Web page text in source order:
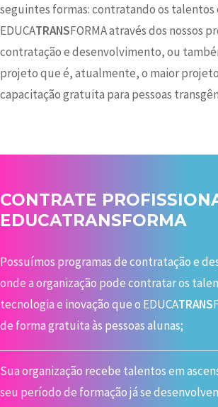
seguintes formas: contratando os talentos
EDUCATRANSFORMA através dos nossos
contratação e desenvolvimento, ou
projeto que é, atualmente, o maior
capacitação gratuita para pessoas
CONTRATE
EDUCATRANSFORMA
Possuímos programas de contratação e
onde a organização pode contratar os
tecnologia e inovação que o EDUCATRANS
de forma gratuita às pessoas alunas;
Sua organização recebe talentos em
seu período de formação já se